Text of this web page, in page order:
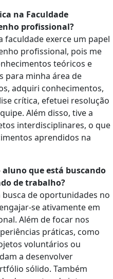
na Faculdade
profissional?
faculdade exerce um papel
profissional, pois me
teóricos e
para minha área de
adquiri conhecimentos,
crítica, efetuei resolução
Além disso, tive a
interdisciplinares, o que
aprendidos na
aluno que está buscando
de trabalho?
de oportunidades no
se ativamente em
Além de focar nos
práticas, como
voluntários ou
a desenvolver
sólido. Também